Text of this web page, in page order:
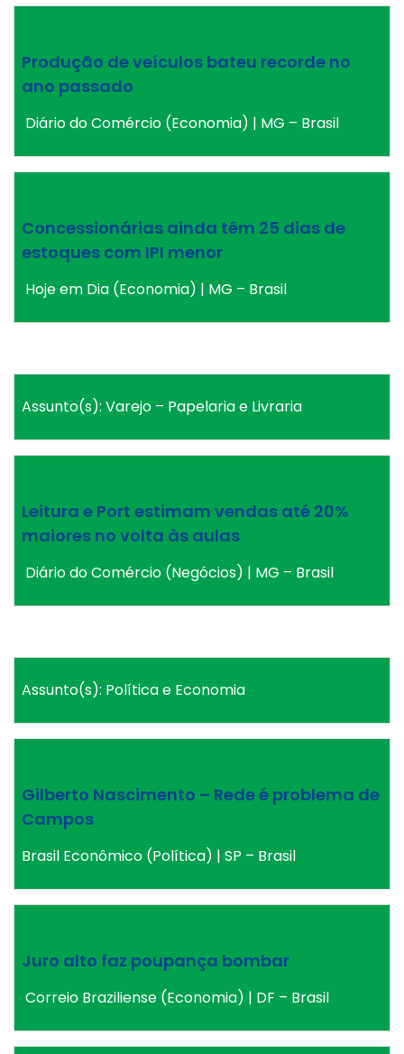
Produção de veículos bateu recorde no
ano passado
Diário do Comércio (Economia) | MG – Brasil
Concessionárias ainda têm 25 dias de
estoques com IPI menor
Hoje em Dia (Economia) | MG – Brasil
Assunto(s): Varejo – Papelaria e Livraria
Leitura e Port estimam vendas até 20%
maiores no volta às aulas
Diário do Comércio (Negócios) | MG – Brasil
Assunto(s): Política e Economia
Gilberto Nascimento – Rede é problema de
Campos
Brasil Econômico (Política) | SP – Brasil
Juro alto faz poupança bombar
Correio Braziliense (Economia) | DF – Brasil